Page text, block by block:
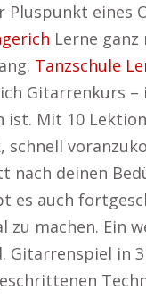
Lerne
Tanzschule
Gitarrenkurs
Mit 10
deinen
es auch
machen. Ein
in